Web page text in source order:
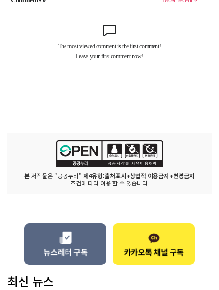
본 저작물은 "공공누리" 제4유형:출처표시+상업적 이용금지+변경금지
조건에 따라 이용 할 수 있습니다.
최신 뉴스